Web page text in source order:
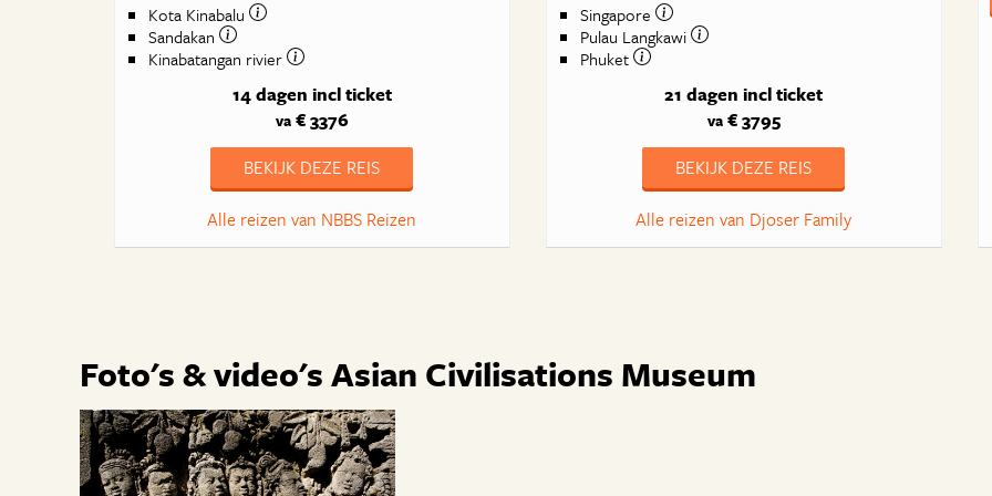
Kota Kinabalu
Sandakan
Kinabatangan rivier
14 dagen incl ticket
va€ 3376
BEKIJK DEZE REIS
Alle reizen van NBBS Reizen
Singapore
Pulau Langkawi
Phuket
21 dagen incl ticket
va€ 3795
BEKIJK DEZE REIS
Alle reizen van Djoser Family
Foto's & video's Asian Civilisations Museum